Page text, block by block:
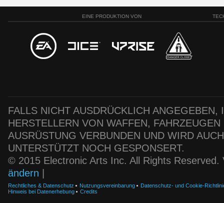
EINE PRODUKTION VON
FALLS NICHT AUSDRÜCKLICH
HERSTELLERN VON WAFFEN,
AUSRÜSTUNG VERBUNDEN UND WIRD
UNTERSTÜTZT NOCH GESPONSERT.
© 2015 Electronic Arts Inc. All Rights
ändern
Rechtliches & Datenschutz Nutzungsvereinbarung
Datenschutz- und Cookie-
Hinweis bei Datenerhebung
Credits